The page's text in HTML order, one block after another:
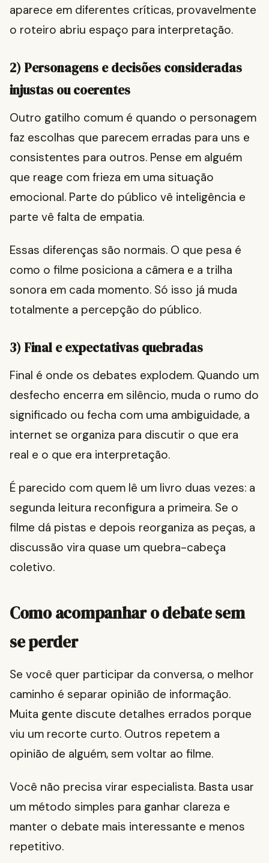
aparece em diferentes críticas, provavelmente
o roteiro abriu espaço para interpretação.
2) Personagens e decisões consideradas
injustas ou coerentes
Outro gatilho comum é quando o personagem
faz escolhas que parecem erradas para uns e
consistentes para outros. Pense em alguém
que reage com frieza em uma situação
emocional. Parte do público vê inteligência e
parte vê falta de empatia.
Essas diferenças são normais. O que pesa é
como o filme posiciona a câmera e a trilha
sonora em cada momento. Só isso já muda
totalmente a percepção do público.
3) Final e expectativas quebradas
Final é onde os debates explodem. Quando um
desfecho encerra em silêncio, muda o rumo do
significado ou fecha com uma ambiguidade, a
internet se organiza para discutir o que era
real e o que era interpretação.
É parecido com quem lê um livro duas vezes: a
segunda leitura reconfigura a primeira. Se o
filme dá pistas e depois reorganiza as peças, a
discussão vira quase um quebra-cabeça
coletivo.
Como acompanhar o debate sem
se perder
Se você quer participar da conversa, o melhor
caminho é separar opinião de informação.
Muita gente discute detalhes errados porque
viu um recorte curto. Outros repetem a
opinião de alguém, sem voltar ao filme.
Você não precisa virar especialista. Basta usar
um método simples para ganhar clareza e
manter o debate mais interessante e menos
repetitivo.